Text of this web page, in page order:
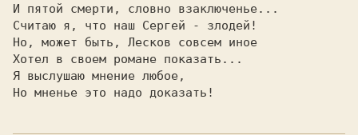
И пятой смерти, словно взаключенье...
Считаю я, что наш Сергей - злодей!
Но, может быть, Лесков совсем иное
Хотел в своем романе показать...
Я выслушаю мнение любое,